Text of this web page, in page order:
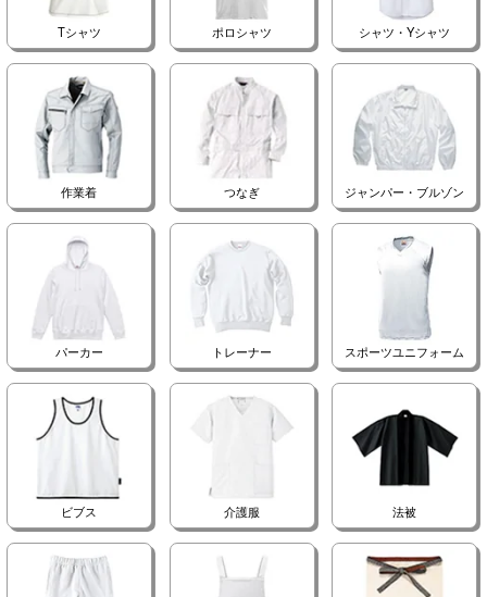
Tシャツ ポロシャツ シャツ・Yシャツ
作業着 つなぎ ジャンパー・ブルゾン
パーカー トレーナー スポーツユニフォーム
ビブス 介護服 法被